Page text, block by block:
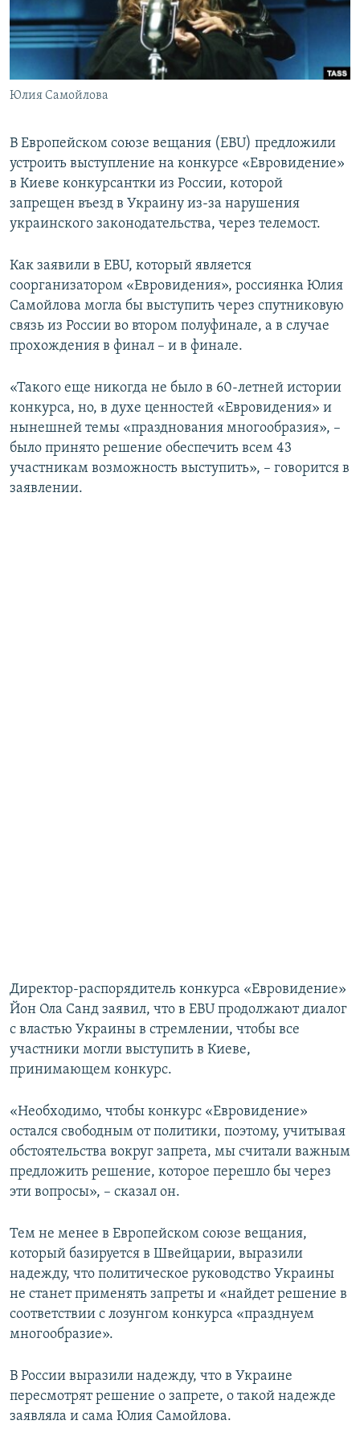
ПОБЕДИТЕЛЕЙ НЕ СУДЯТ?
КРЫМ.НЕПОКОРЕННЫЙ
УКРАИНСКАЯ ПРОБЛЕМА КРЫМА
ПРИСОЕДИНЯЙТЕСЬ!
Юлия Самойлова
В Европейском союзе вещания (EBU) предложили
устроить выступление на конкурсе «Евровидение»
в Киеве конкурсантки из России, которой
запрещен въезд в Украину из-за нарушения
украинского законодательства, через телемост.
Как заявили в EBU, который является
соорганизатором «Евровидения», россиянка Юлия
Самойлова могла бы выступить через спутниковую
связь из России во втором полуфинале, а в случае
прохождения в финал – и в финале.
«Такого еще никогда не было в 60-летней истории
конкурса, но, в духе ценностей «Евровидения» и
нынешней темы «празднования многообразия», –
было принято решение обеспечить всем 43
участникам возможность выступить», – говорится в
заявлении.
Директор-распорядитель конкурса «Евровидение»
Йон Ола Санд заявил, что в EBU продолжают диалог
с властью Украины в стремлении, чтобы все
участники могли выступить в Киеве,
принимающем конкурс.
«Необходимо, чтобы конкурс «Евровидение»
остался свободным от политики, поэтому, учитывая
обстоятельства вокруг запрета, мы считали важным
предложить решение, которое перешло бы через
эти вопросы», – сказал он.
Тем не менее в Европейском союзе вещания,
который базируется в Швейцарии, выразили
надежду, что политическое руководство Украины
не станет применять запреты и «найдет решение в
соответствии с лозунгом конкурса «празднуем
многообразие».
В России выразили надежду, что в Украине
пересмотрят решение о запрете, о такой надежде
заявляла и сама Юлия Самойлова.